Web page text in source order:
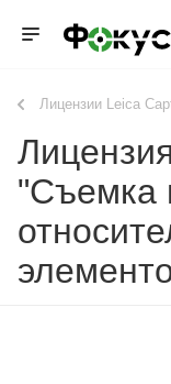
Лицензии Leica
"Съемка